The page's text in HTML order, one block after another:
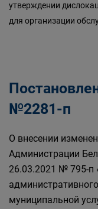
утверждении
для организации
№2281-п
О внесении
Администрации
26.03.2021 № 795-п
муниципальной